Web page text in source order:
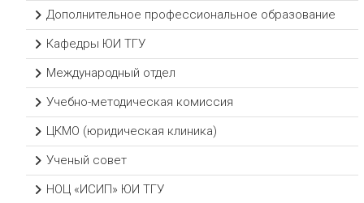
Дополнительное профессиональное образование
Кафедры ЮИ ТГУ
Международный отдел
Учебно-методическая комиссия
ЦКМО (юридическая клиника)
Ученый совет
НОЦ «ИСИП» ЮИ ТГУ